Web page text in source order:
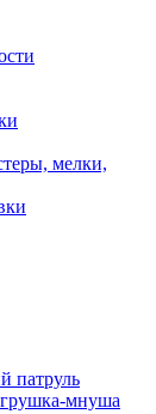
мелки,
патруль
мнуша